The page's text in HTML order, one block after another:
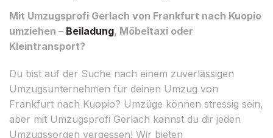
Mit Umzugsprofi Gerlach von Frankfurt nach Kuopio
umziehen – Beiladung, Möbeltaxi oder
Kleintransport?
Du bist auf der Suche nach einem zuverlässigen
Umzugsunternehmen für deinen Umzug von
Frankfurt nach Kuopio? Umzüge können stressig sein,
aber mit Umzugsprofi Gerlach kannst du dir jeden
Umzugssorgen vergessen! Wir bieten